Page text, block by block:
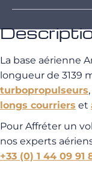
La base aérienne
longueur de 3139
turbopropulseurs,
longs courriers et
Pour Affréter un
nos experts
+33 (0) 1 44 09 91